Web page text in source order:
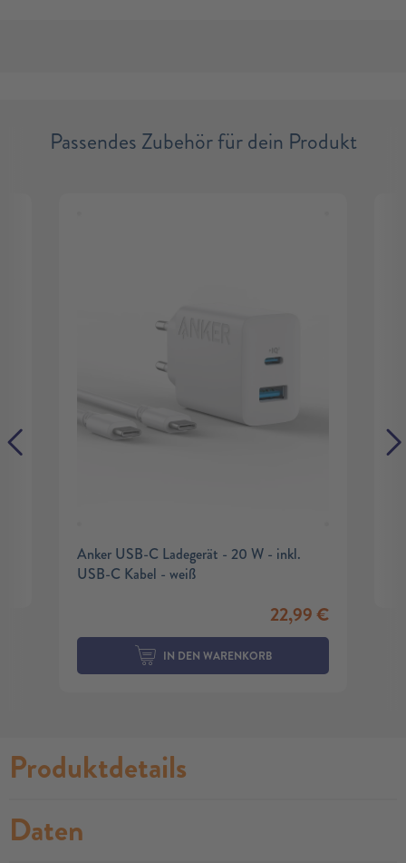
Passendes Zubehör für dein Produkt
Anker USB-C Ladegerät - 20 W - inkl.
USB-C Kabel - weiß
22,99€
IN DEN WARENKORB
Produktdetails
Daten